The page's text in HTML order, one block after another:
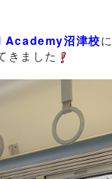
沼津校に
きました